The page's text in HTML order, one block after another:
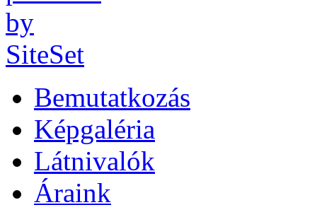
Bemutatkozás
Képgaléria
Látnivalók
Áraink